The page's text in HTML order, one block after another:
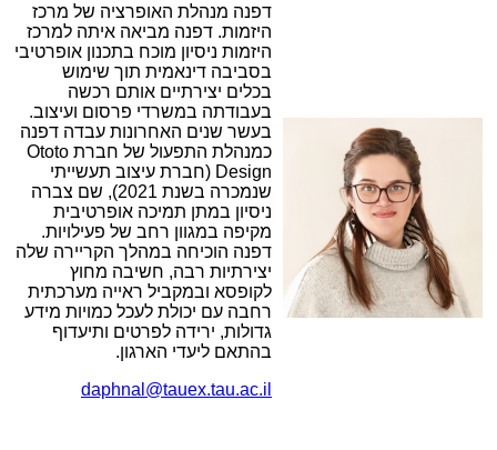
דפנה מנהלת האופרציה של מרכז
היזמות. דפנה מביאה איתה למרכז
היזמות ניסיון מוכח בתכנון אופרטיבי
בסביבה דינאמית תוך שימוש
בכלים יצירתיים אותם רכשה
בעבודתה במשרדי פרסום ועיצוב.
בעשר שנים האחרונות עבדה דפנה
כמנהלת התפעול של חברת Ototo
Design (חברת עיצוב תעשייתי
שנמכרה בשנת 2021), שם צברה
ניסיון במתן תמיכה אופרטיבית
מקיפה במגוון רחב של פעילויות.
דפנה הוכיחה במהלך הקריירה שלה
יצירתיות רבה, חשיבה מחוץ
לקופסא ובמקביל ראייה מערכתית
רחבה עם יכולת לעכל כמויות מידע
גדולות, ירידה לפרטים ותיעדוף
בהתאם ליעדי הארגון.
daphnal@tauex.tau.ac.il